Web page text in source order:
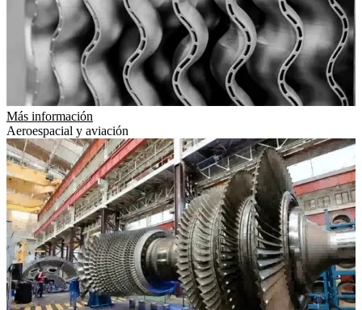
Más información
Aeroespacial y aviación